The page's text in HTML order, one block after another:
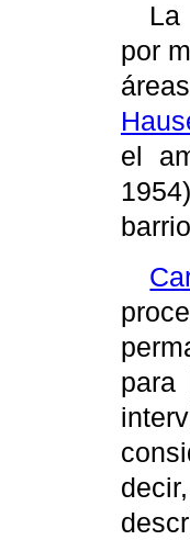
La
por
el
para